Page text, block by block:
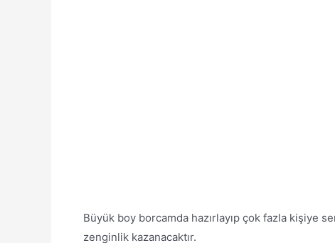
Büyük boy borcamda hazırlayıp çok fazla kişiye
zenginlik kazanacaktır.